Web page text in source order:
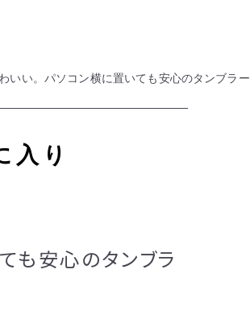
いい。パソコン横に置いても安心のタンブラー
入り
も安心のタンブラ